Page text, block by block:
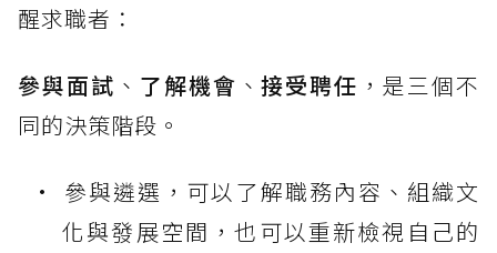
醒求職者：
參與面試 、 了解機會 、接受聘任 ，是三個不
同的決策階段。
參與遴選，可以了解職務內容、組織文
化與發展空間，也可以重新檢視自己的